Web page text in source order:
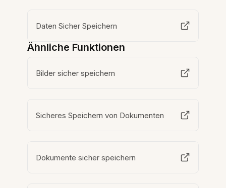
Daten Sicher Speichern
Ähnliche Funktionen
Bilder sicher speichern
Sicheres Speichern von Dokumenten
Dokumente sicher speichern